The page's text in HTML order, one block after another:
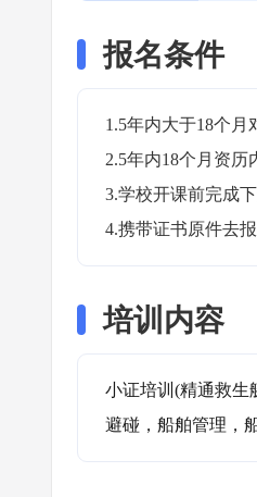
报名条件
1.5年内大于18个月
2.5年内18个月资
3.学校开课前完成
4.携带证书原件去
培训内容
小证培训(精通救生
避碰，船舶管理，